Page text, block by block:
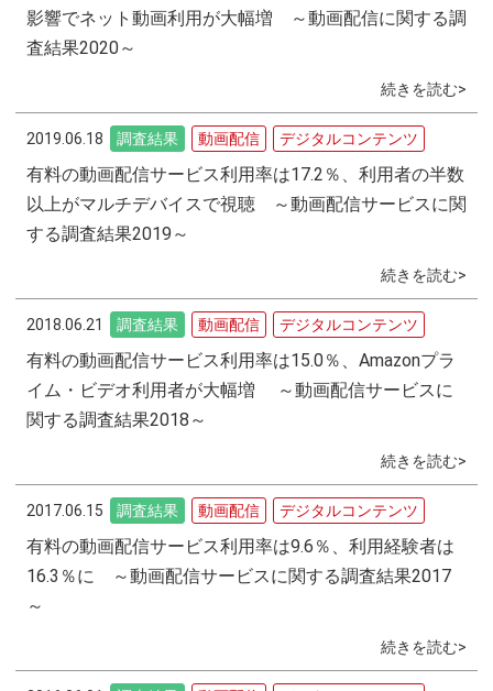
影響でネット動画利用が大幅増 ～動画配信に関する調
査結果2020～
続きを読む>
2019.06.18 調査結果 動画配信 デジタルコンテンツ
有料の動画配信サービス利用率は17.2％、利用者の半数
以上がマルチデバイスで視聴 ～動画配信サービスに関
する調査結果2019～
続きを読む>
2018.06.21 調査結果 動画配信 デジタルコンテンツ
有料の動画配信サービス利用率は15.0％、Amazonプラ
イム・ビデオ利用者が大幅増 ～動画配信サービスに
関する調査結果2018～
続きを読む>
2017.06.15 調査結果 動画配信 デジタルコンテンツ
有料の動画配信サービス利用率は9.6％、利用経験者は
16.3％に ～動画配信サービスに関する調査結果2017
～
続きを読む>